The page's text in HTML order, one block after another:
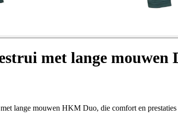
met lange mouwen
lange mouwen HKM Duo, die comfort en